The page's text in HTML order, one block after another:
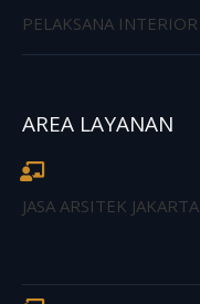
PELAKSANA INTERIOR
AREA LAYANAN
JASA ARSITEK JAKARTA